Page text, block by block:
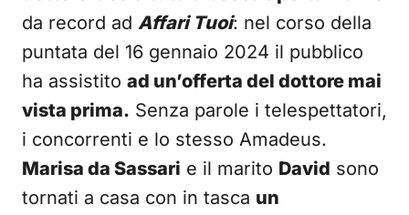
da record ad Affari Tuoi: nel corso della
puntata del 16 gennaio 2024 il pubblico
ha assistito ad un’offerta del dottore mai
vista prima. Senza parole i telespettatori,
i concorrenti e lo stesso Amadeus.
Marisa da Sassari e il marito David sono
tornati a casa con in tasca un